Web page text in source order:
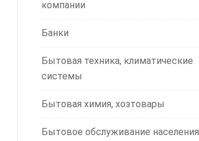
компании
Банки
Бытовая техника, климатические
системы
Бытовая химия, хозтовары
Бытовое обслуживание населения